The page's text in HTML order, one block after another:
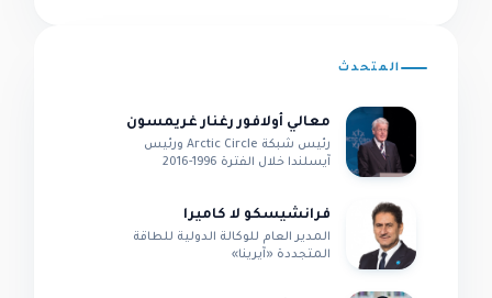
المتحدث
معالي أولافور رغنار غريمسون
رئيس شبكة Arctic Circle ورئيس
آيسلندا خلال الفترة 1996-2016
فرانشيسكو لا كاميرا
المدير العام للوكالة الدولية للطاقة
المتجددة «آيرينا»